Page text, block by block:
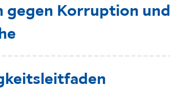
gegen Korruption und